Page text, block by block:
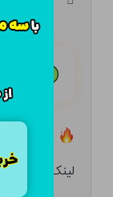
۴ قسط مــاهـانـه؛ بـدون سـود، چـک و ضـامـن
لینک کوتاه: